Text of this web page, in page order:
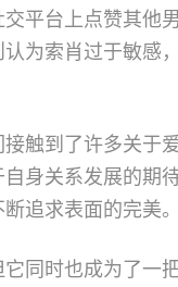
平台上点赞其他
为索肖过于敏感
触到了许多关于
身关系发展的期
追求表面的完美。
同时也成为了一